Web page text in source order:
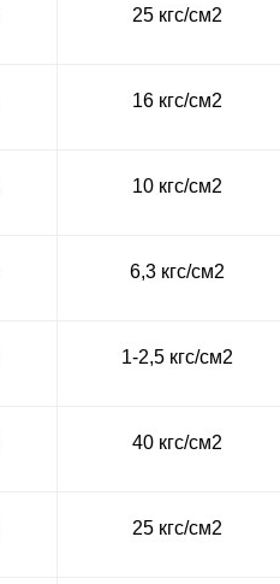
25 кгс/см2
16 кгс/см2
10 кгс/см2
6,3 кгс/см2
1-2,5 кгс/см2
40 кгс/см2
25 кгс/см2